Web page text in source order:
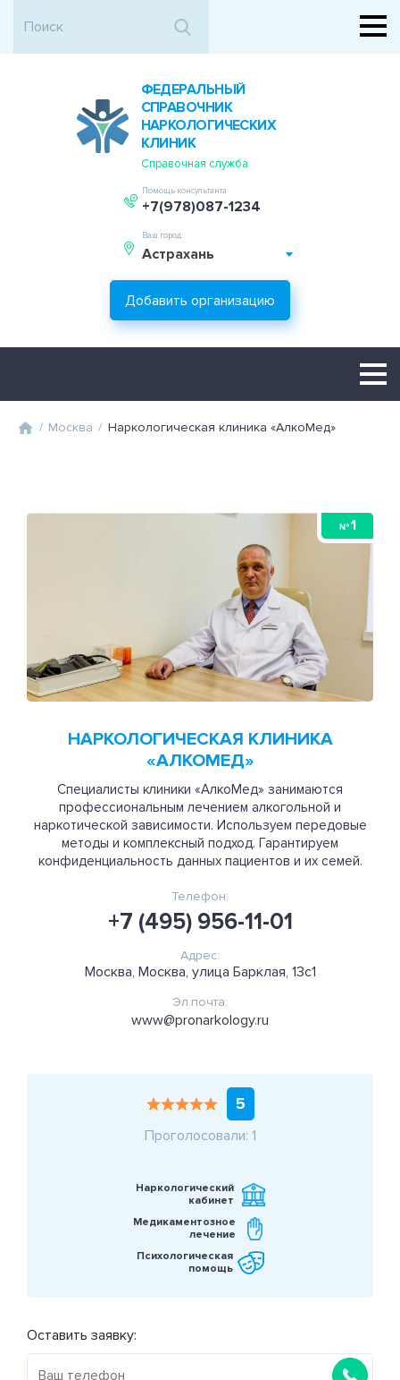
ФЕДЕРАЛЬНЫЙ
СПРАВОЧНИК
НАРКОЛОГИЧЕСКИХ
КЛИНИК
Справочная служба
Помощь консультанта
+7(978)087-1234
Ваш город:
Астрахань
Добавить организацию
/ Москва / Наркологическая клиника «АлкоМед»
№ 1
НАРКОЛОГИЧЕСКАЯ КЛИНИКА
«АЛКОМЕД»
Специалисты клиники «АлкоМед» занимаются
профессиональным лечением алкогольной и
наркотической зависимости. Используем передовые
методы и комплексный подход. Гарантируем
конфиденциальность данных пациентов и их семей.
Телефон:
+7 (495) 956-11-01
Адрес:
Москва, Москва, улица Барклая, 13с1
Эл.почта:
www@pronarkology.ru
5
Проголосовали: 1
Наркологический
кабинет
Медикаментозное
лечение
Психологическая
помощь
Оставить заявку: